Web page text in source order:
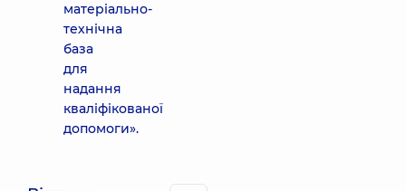
матеріально-
технічна
база
для
надання
кваліфікованої
допомоги».